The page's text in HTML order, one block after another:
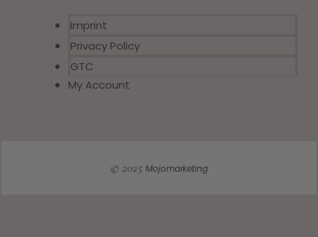
Imprint
Privacy Policy
GTC
My Account
© 2025Mojomarketing